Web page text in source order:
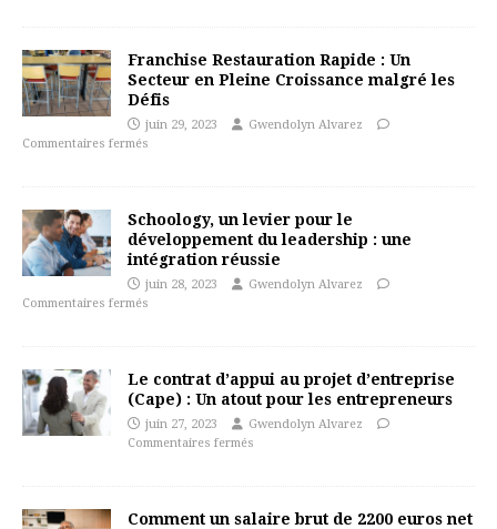
Franchise Restauration Rapide : Un
Secteur en Pleine Croissance malgré les
Défis
juin 29, 2023
Gwendolyn Alvarez
Commentaires fermés
Schoology, un levier pour le
développement du leadership : une
intégration réussie
juin 28, 2023
Gwendolyn Alvarez
Commentaires fermés
Le contrat d’appui au projet d’entreprise
(Cape) : Un atout pour les entrepreneurs
juin 27, 2023
Gwendolyn Alvarez
Commentaires fermés
Comment un salaire brut de 2200 euros net